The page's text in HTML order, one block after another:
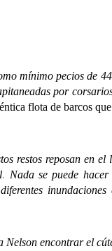
mínimo pecios de
por
flota de barcos
restos reposan en el
. Nada se puede
encontrar el